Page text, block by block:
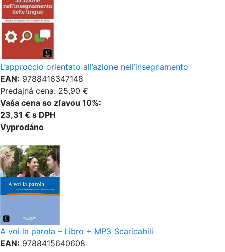
L’approccio orientato all’azione nell’insegnamento
EAN: 9788416347148
Predajná cena: 25,90 €
Vaša cena so zľavou 10%:
23,31 € s DPH
Vyprodáno
A voi la parola – Libro + MP3 Scaricabili
EAN: 9788415640608